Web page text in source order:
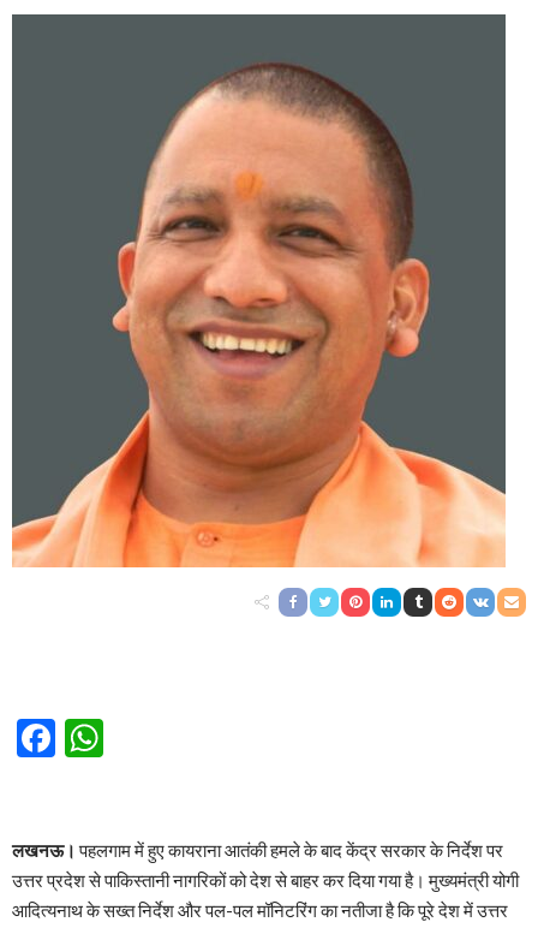
Facebook
लखनऊ। पहलगाम में हुए कायराना आतंकी हमले के बाद केंद्र सरकार के निर्देश पर
उत्तर प्रदेश से पाकिस्तानी नागरिकों को देश से बाहर कर दिया गया है। मुख्यमंत्री योगी
आदित्यनाथ के सख्त निर्देश और पल-पल मॉनिटरिंग का नतीजा है कि पूरे देश में उत्तर